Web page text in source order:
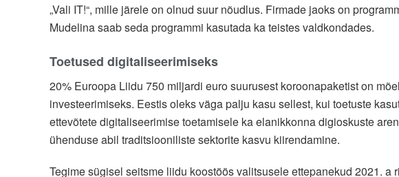
„Vali IT!“, mille järele on olnud suur nõudlus. Firmade jaoks on
Mudelina saab seda programmi kasutada ka teistes valdkondades.
Toetused digitaliseerimiseks
20% Euroopa Liidu 750 miljardi euro suurusest koroonapaketist on
investeerimiseks. Eestis oleks väga palju kasu sellest, kui toetuste
ettevõtete digitaliseerimise toetamisele ka elanikkonna digioskuste
ühenduse abil traditsiooniliste sektorite kasvu kiirendamine.
Tegime sügisel seitsme liidu koostöös valitsusele ettepanekud 2021. a